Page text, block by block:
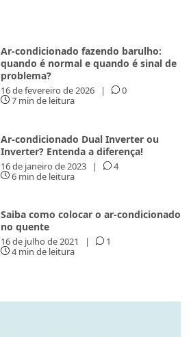
Ar-condicionado fazendo barulho:
quando é normal e quando é sinal de
problema?
16 de fevereiro de 2026 |
0
7 min de leitura
Ar-condicionado Dual Inverter ou
Inverter? Entenda a diferença!
16 de janeiro de 2023 |
4
6 min de leitura
Saiba como colocar o ar-condicionado
no quente
16 de julho de 2021 |
1
4 min de leitura